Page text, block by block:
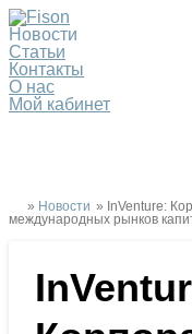
Новости
Статьи
Контакты
О нас
Мой кабинет
» Новости » InVenture:
международных рынков